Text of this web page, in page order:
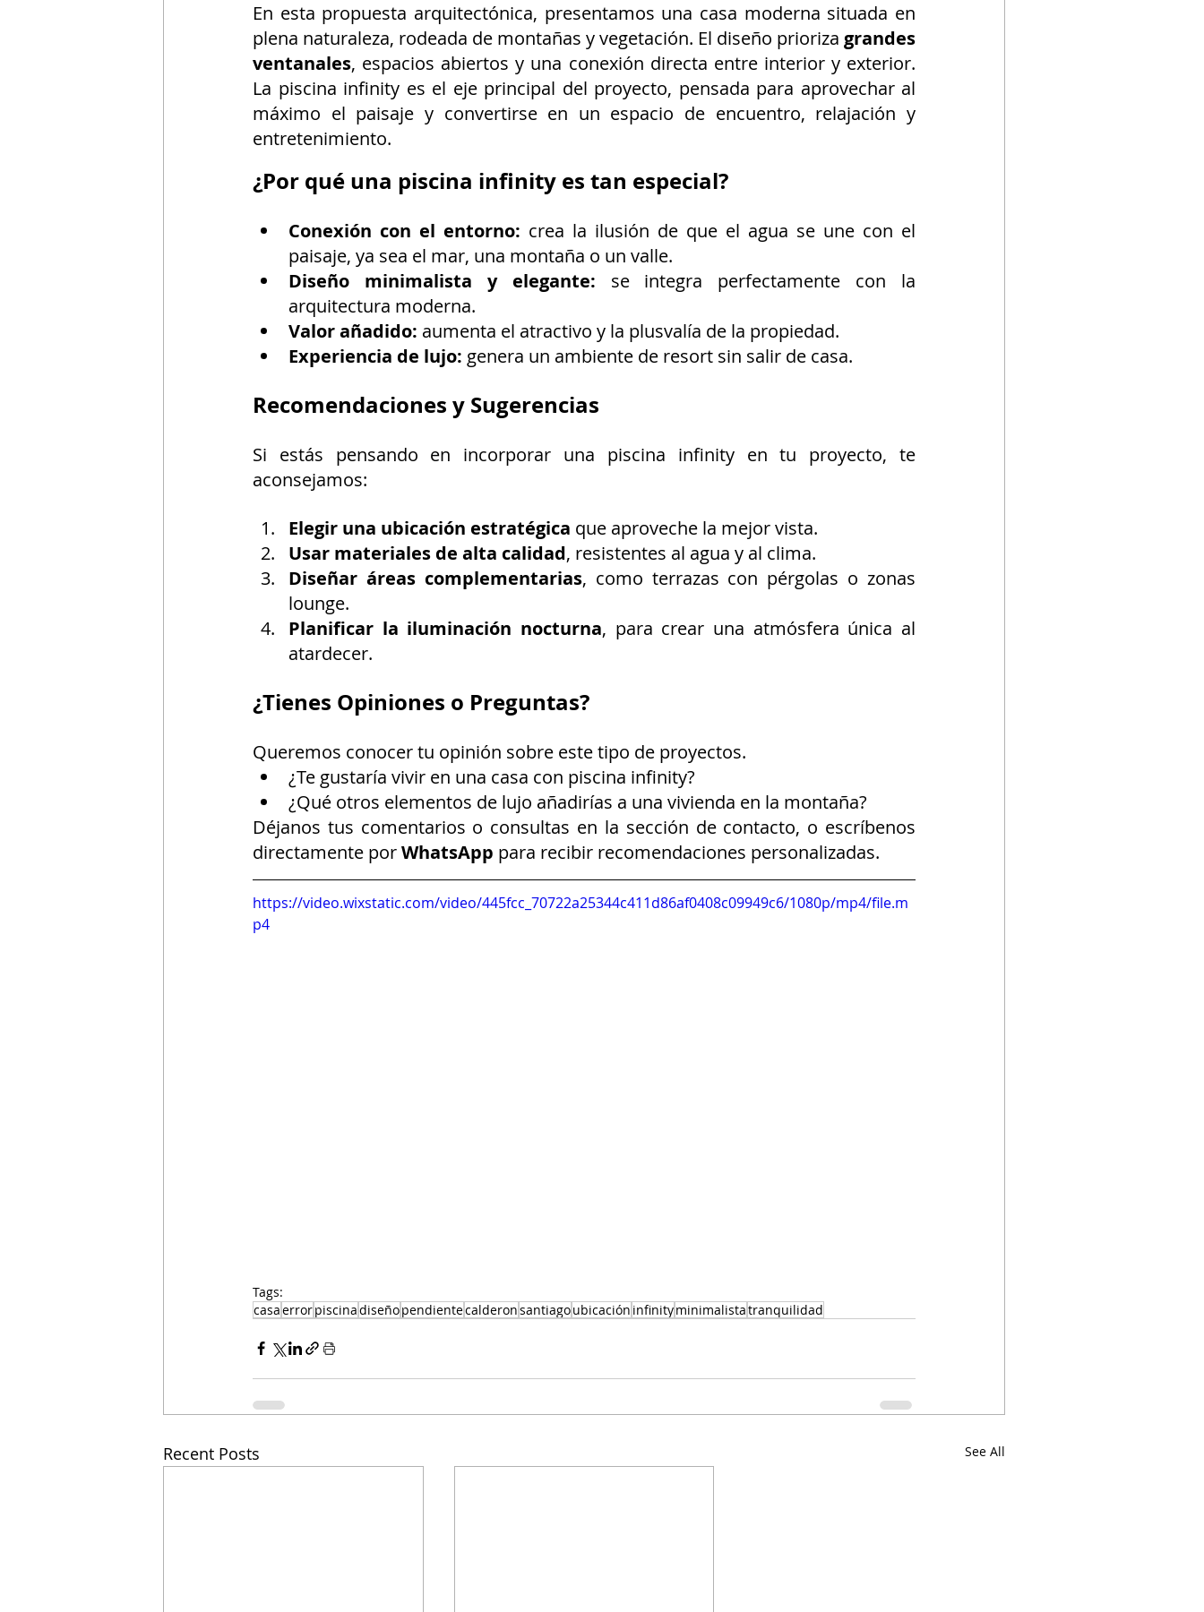
En esta propuesta arquitectónica, presentamos una casa moderna situada en
plena naturaleza, rodeada de montañas y vegetación. El diseño prioriza grandes
ventanales, espacios abiertos y una conexión directa entre interior y exterior.
La piscina infinity es el eje principal del proyecto, pensada para aprovechar al
máximo el paisaje y convertirse en un espacio de encuentro, relajación y
entretenimiento.
¿Por qué una piscina infinity es tan especial?
Conexión con el entorno: crea la ilusión de que el agua se une con el
paisaje, ya sea el mar, una montaña o un valle.
Diseño minimalista y elegante: se integra perfectamente con la
arquitectura moderna.
Valor añadido: aumenta el atractivo y la plusvalía de la propiedad.
Experiencia de lujo: genera un ambiente de resort sin salir de casa.
Recomendaciones y Sugerencias
Si estás pensando en incorporar una piscina infinity en tu proyecto, te
aconsejamos:
Elegir una ubicación estratégica que aproveche la mejor vista.
Usar materiales de alta calidad, resistentes al agua y al clima.
Diseñar áreas complementarias, como terrazas con pérgolas o zonas
lounge.
Planificar la iluminación nocturna, para crear una atmósfera única al
atardecer.
¿Tienes Opiniones o Preguntas?
Queremos conocer tu opinión sobre este tipo de proyectos.
¿Te gustaría vivir en una casa con piscina infinity?
¿Qué otros elementos de lujo añadirías a una vivienda en la montaña?
Déjanos tus comentarios o consultas en la sección de contacto, o escríbenos
directamente por WhatsApp para recibir recomendaciones personalizadas.
https://video.wixstatic.com/video/445fcc_70722a25344c411d86af0408c09949c6/1080p/mp4/file.m
p4
Tags:
casaerrorpiscinadiseñopendientecalderonsantiagoubicación infinityminimalistatranquilidad
Recent Posts See All